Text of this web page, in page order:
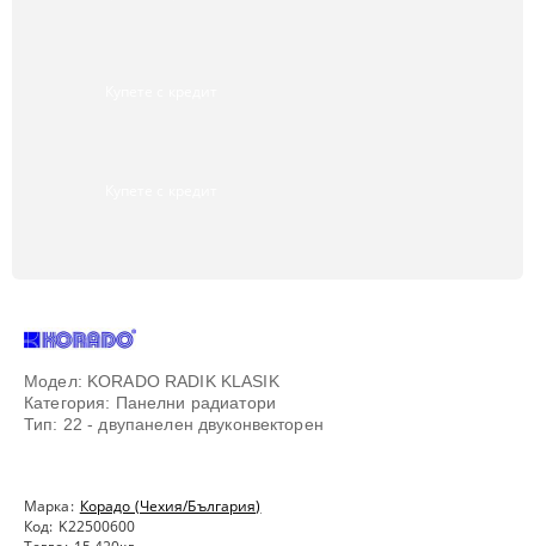
Модел: KORADO RADIK KLASIK
Категория: Панелни радиатори
Тип: 22 - двупанелен двуконвекторен
Марка: Корадо (Чехия/България)
Код: K22500600